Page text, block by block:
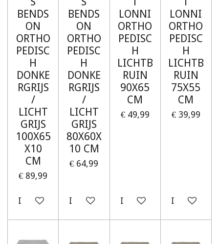
BENDS
ON
ORTHO
PEDISC
H
DONKE
RGRIJS
/
LICHT
GRIJS
100X65
X10
CM
€ 89,99
In winkelwagen
BENDS
ON
ORTHO
PEDISC
H
DONKE
RGRIJS
/
LICHT
GRIJS
80X60X
10 CM
€ 64,99
In winkelwagen
LONNI
ORTHO
PEDISC
H
LICHTB
RUIN
90X65
CM
€ 49,99
In winkelwagen
LONNI
ORTHO
PEDISC
H
LICHTB
RUIN
75X55
CM
€ 39,99
In